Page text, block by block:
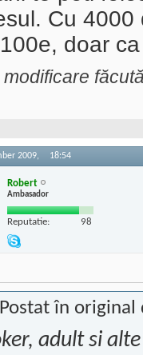
Cu
doar
modificare
2009, 18:54
Robert
Ambasador
Reputatie: 98
Postat în original
adult si